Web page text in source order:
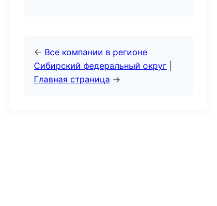
← Все компании в регионе
Сибирский федеральный округ
Главная страница →